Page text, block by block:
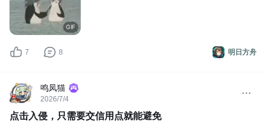
GIF
明日方舟
7 8
鸣凤猫
2026/7/4
点击入侵，只需要交信用点就能避免